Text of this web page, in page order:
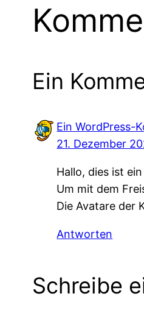
Ein
Ein WordPress-
21. Dezember
Hallo, dies ist
Um mit dem
Die Avatare der
Antworten
Schreibe